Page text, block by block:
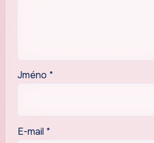
Jméno *
E-mail *